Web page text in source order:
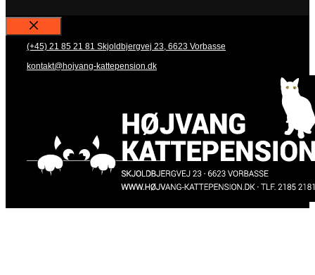
Close
(+45) 21 85 21 81 Skjoldbjergvej 23, 6623 Vorbasse
kontakt@hojvang-kattepension.dk